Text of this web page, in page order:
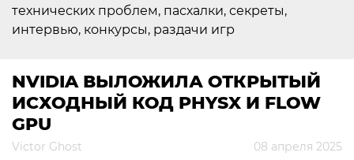
технических проблем, пасхалки, секреты,
интервью, конкурсы, раздачи игр
NVIDIA ВЫЛОЖИЛА ОТКРЫТЫЙ
ИСХОДНЫЙ КОД PHYSX И FLOW
GPU
Victor Ghost 08 апреля 2025